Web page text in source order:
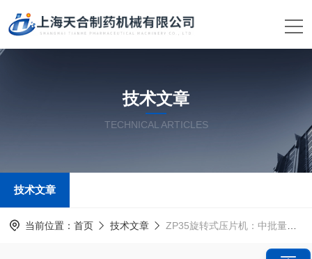
技术文章
TECHNICAL ARTICLES
技术文章
当前位置： 首页 技术文章 ZP35旋转式压片机：中批量生产的稳定压片能手